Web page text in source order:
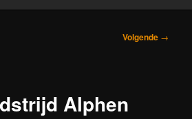
Volgende →
Alphen